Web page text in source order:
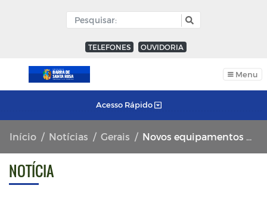
TELEFONES OUVIDORIA
Menu
Acesso Rápido
Início Notícias Gerais Novos equipamentos fortalecem a rede municipal de saúde de Barra de Santa Rosa
NOTÍCIA